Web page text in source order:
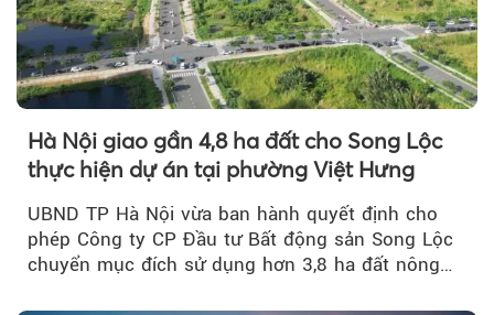
Hà Nội giao gần 4,8 ha đất cho Song Lộc
thực hiện dự án tại phường Việt Hưng
UBND TP Hà Nội vừa ban hành quyết định cho
phép Công ty CP Đầu tư Bất động sản Song Lộc
chuyển mục đích sử dụng hơn 3,8 ha đất nông